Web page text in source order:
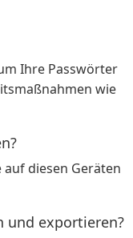
Ihre Passwörter
wie
auf diesen Geräten
und exportieren?